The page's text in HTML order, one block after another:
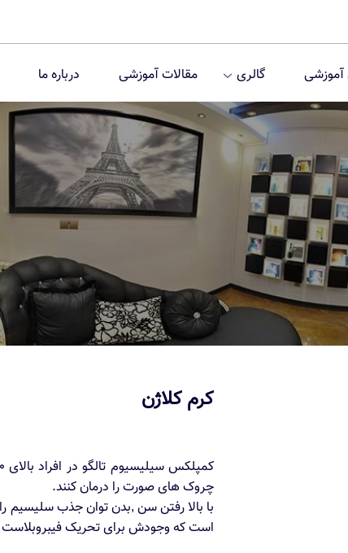
آموزشی گالری مقالات آموزشی درباره ما
کرم کلاژن
چروک های صورت را درمان کنند.
با بالا رفتن سن ,بدن توان جذب
است که وجودش برای تحریک